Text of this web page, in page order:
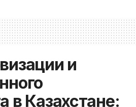
и
в Казахстане: